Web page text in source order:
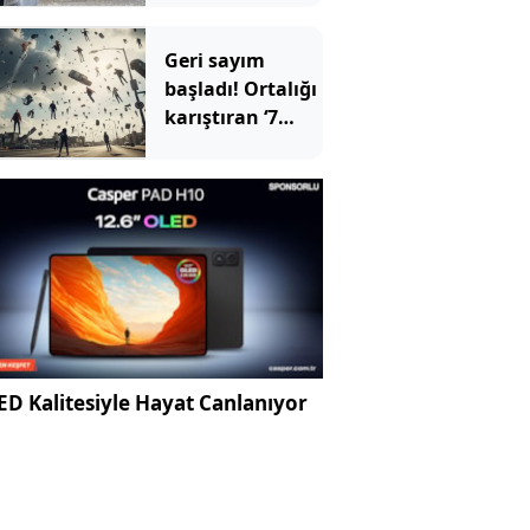
veriyor
Geri sayım
başladı! Ortalığı
karıştıran ‘7
NASA'dan
açıklama
Kalitesiyle Hayat Canlanıyor